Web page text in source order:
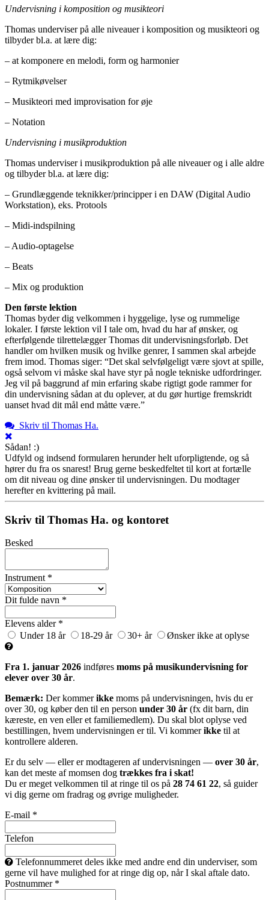
Undervisning i komposition og musikteori
Thomas underviser på alle niveauer i komposition og musikteori og
tilbyder bl.a. at lære dig:
– at komponere en melodi, form og harmonier
– Rytmikøvelser
– Musikteori med improvisation for øje
– Notation
Undervisning i musikproduktion
Thomas underviser i musikproduktion på alle niveauer og i alle aldre
og tilbyder bl.a. at lære dig:
– Grundlæggende teknikker/principper i en DAW (Digital Audio
Workstation), eks. Protools
– Midi-indspilning
– Audio-optagelse
– Beats
– Mix og produktion
Den første lektion
Thomas byder dig velkommen i hyggelige, lyse og rummelige
lokaler. I første lektion vil I tale om, hvad du har af ønsker, og
efterfølgende tilrettelægger Thomas dit undervisningsforløb. Det
handler om hvilken musik og hvilke genrer, I sammen skal arbejde
frem imod. Thomas siger: “Det skal selvfølgeligt være sjovt at spille,
også selvom vi måske skal have styr på nogle tekniske udfordringer.
Jeg vil på baggrund af min erfaring skabe rigtigt gode rammer for
din undervisning sådan at du oplever, at du gør hurtige fremskridt
uanset hvad dit mål end måtte være.”
Skriv til Thomas Ha.
Sådan! :)
Udfyld og indsend formularen herunder helt uforpligtende, og så
hører du fra os snarest! Brug gerne beskedfeltet til kort at fortælle
om dit niveau og dine ønsker til undervisningen. Du modtager
herefter en kvittering på mail.
Skriv til Thomas Ha. og kontoret
Besked
Instrument *
Dit fulde navn *
Elevens alder *
Under 18 år
18-29 år 30+ år Ønsker ikke at oplyse
Fra 1. januar 2026 indføres moms på musikundervisning for
elever over 30 år.
Bemærk: Der kommerikke moms på undervisningen, hvis du er
over 30, og køber den til en person under 30 år (fx dit barn, din
kæreste, en ven eller et familiemedlem). Du skal blot oplyse ved
bestillingen, hvem undervisningen er til. Vi kommerikke til at
kontrollere alderen.
Er du selv — eller er modtageren af undervisningen — over 30 år,
kan det meste af momsen dog trækkes fra i skat!
Du er meget velkommen til at ringe til os på 28 74 61 22, så guider
vi dig gerne om fradrag og øvrige muligheder.
E-mail *
Telefon
Telefonnummeret deles ikke med andre end din underviser, som
gerne vil have mulighed for at ringe dig op, når I skal aftale dato.
Postnummer *